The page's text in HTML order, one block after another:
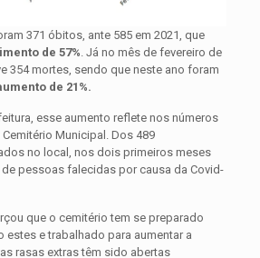
371 óbitos, ante 585 em 2021, que
de 57% . Já no mês de fevereiro de
354 mortes, sendo que neste ano foram
de 21%.
esse aumento reflete nos números
Municipal. Dos 489
no local, nos dois primeiros meses
pessoas falecidas por causa da Covid-
que o cemitério tem se preparado
e trabalhado para aumentar a
rasas extras têm sido abertas